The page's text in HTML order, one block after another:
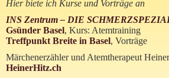
Hier biete ich Kurse und Vorträge an
INS Zentrum – DIE
Gsünder Basel, Kurs: Atemtraining
Treffpunkt Breite in Basel, Vorträge
Märchenerzähler und Atemtherapeut
HeinerHitz.ch